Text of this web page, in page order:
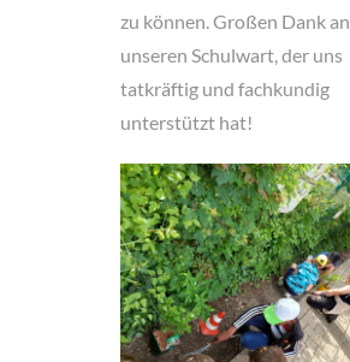
zu können. Großen Dank an
unseren Schulwart, der uns
tatkräftig und fachkundig
unterstützt hat!